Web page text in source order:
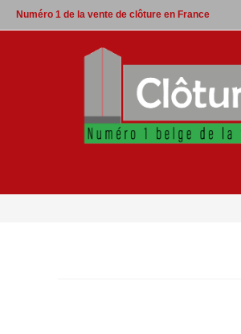
Skip
to
Numéro 1 de la vente de clôture en France